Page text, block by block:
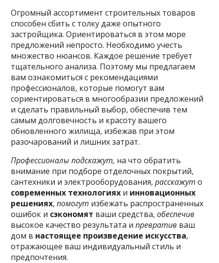
Огромный ассортимент строительных товаров
способен сбить с толку даже опытного
застройщика. Ориентироваться в этом море
предложений непросто. Необходимо учесть
множество нюансов. Каждое решение требует
тщательного анализа. Поэтому мы предлагаем
вам ознакомиться с рекомендациями
профессионалов, которые помогут вам
сориентироваться в многообразии предложений
и сделать правильный выбор, обеспечив тем
самым долговечность и красоту вашего
обновленного жилища, избежав при этом
разочарований и лишних затрат.
Профессионалы подскажут, на что обратить
внимание при подборе отделочных покрытий,
сантехники и электрооборудования,расскажут о
современных технологиях и инновационных
решениях,помогут избежать распространенных
ошибок и сэкономят ваши средства,обеспечив
высокое качество результата ипревратив ваш
дом в настоящее произведение искусства,
отражающее ваш индивидуальный стиль и
предпочтения.